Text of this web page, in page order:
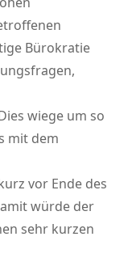
Bürokratie
wiege um so
mit dem
vor Ende des
würde der
sehr kurzen